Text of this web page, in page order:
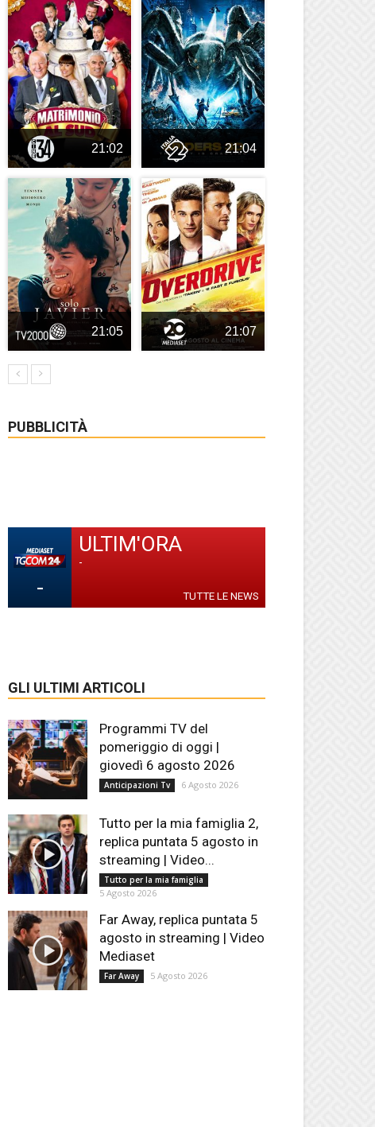
21:02 21:04
21:05 21:07
PUBBLICITÀ
-
ULTIM'ORA
-
TUTTE LE NEWS
GLI ULTIMI ARTICOLI
Programmi TV del
pomeriggio di oggi |
giovedì 6 agosto 2026
Anticipazioni Tv 6 Agosto 2026
Tutto per la mia famiglia 2,
replica puntata 5 agosto in
streaming | Video...
Tutto per la mia famiglia
5 Agosto 2026
Far Away, replica puntata 5
agosto in streaming | Video
Mediaset
Far Away 5 Agosto 2026